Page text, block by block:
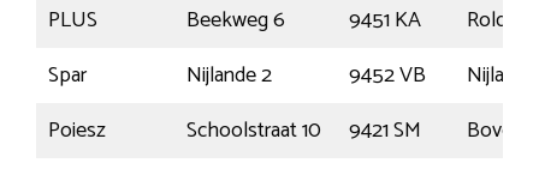
PLUS
Beekweg 6 9451 KA
Rolde
Spar
Nijlande 2 9452 VB
Nijlande
Poiesz
Schoolstraat 10 9421 SM